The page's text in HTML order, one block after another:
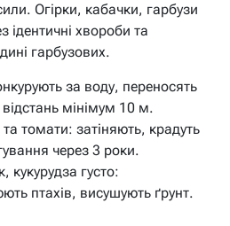
Огірки, кабачки, гарбузи
ідентичні хвороби та
гарбузових.
за воду, переносять
мінімум 10 м.
томати: затіняють, крадуть
через 3 роки.
кукурудза густо:
птахів, висушують ґрунт.